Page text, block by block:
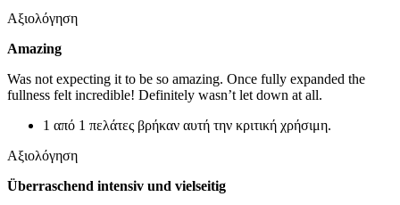
Αξιολόγηση
Amazing
Was not expecting it to be so amazing. Once fully expanded the
fullness felt incredible! Definitely wasn’t let down at all.
1 από 1 πελάτες βρήκαν αυτή την κριτική χρήσιμη.
Αξιολόγηση
Überraschend intensiv und vielseitig